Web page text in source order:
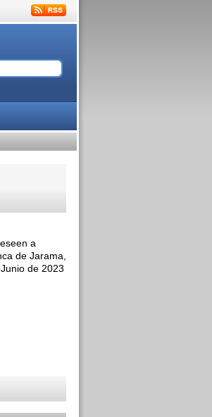
a
de Jarama,
de 2023